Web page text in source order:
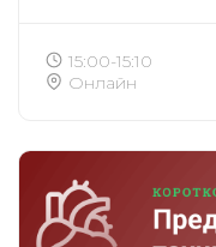
15:00-15:10
Онлайн